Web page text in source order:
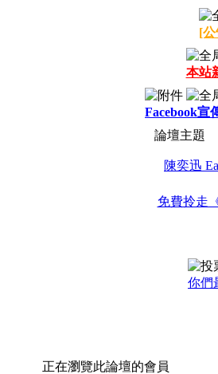
[
本站
Facebook宣
論壇主題
陳奕迅
免費拎走
你們
正在瀏覽此論壇的會員